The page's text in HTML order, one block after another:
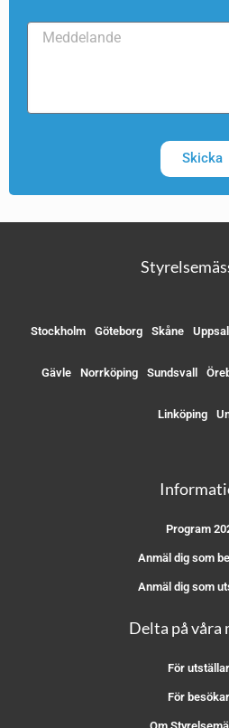
Skicka
Stockholm Göteborg Skåne
Gävle Norrköping Sundsvall
Linköping
Program
Anmäl dig som
Anmäl dig som
Delta på våra
För
För